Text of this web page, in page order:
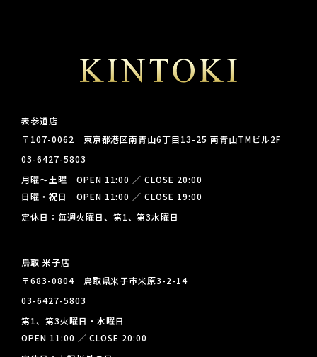
表参道店
〒107-0062 東京都港区南青山6丁目13-25 南青山TMビル2F
03-6427-5803
月曜～土曜 OPEN 11:00 ／ CLOSE 20:00
日曜・祝日 OPEN 11:00 ／ CLOSE 19:00
定休日：毎週火曜日、第1、第3水曜日
鳥取 米子店
〒683-0804 鳥取県米子市米原3-2-14
03-6427-5803
第1、第3火曜日・水曜日
OPEN 11:00 ／ CLOSE 20:00